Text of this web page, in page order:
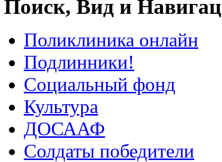
Поиск, Вид и
Поликлиника онлайн
Подлинники!
Социальный фонд
Культура
ДОСААФ
Солдаты победители